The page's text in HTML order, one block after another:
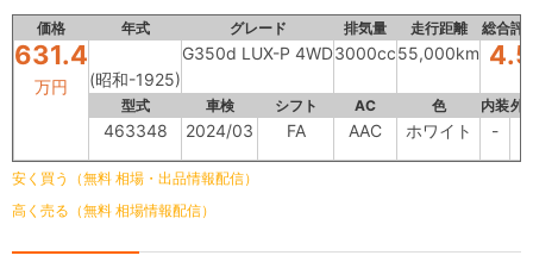
価格 年式 グレード 排気量 走行距離 総合評
631.4
万円 (昭和-1925)
G350d LUX-P 4WD3000cc55,000km 4.5
型式 車検 シフト AC 色 内装外
463348 2024/03 FA AAC ホワイト -
安く買う（無料 相場・出品情報配信）
高く売る（無料 相場情報配信）